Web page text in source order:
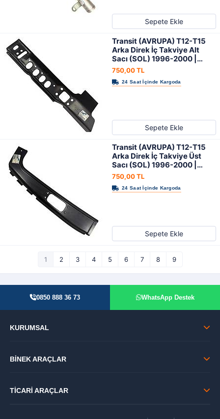
Sepete Ekle
Transit (AVRUPA) T12-T15
Arka Direk İç Takviye Alt
Sacı (SOL) 1996-2000 |
ORIJINAL
750,00 TL
Sepete Ekle
Transit (AVRUPA) T12-T15
Arka Direk İç Takviye Üst
Sacı (SOL) 1996-2000 |
ORIJINAL
750,00 TL
Sepete Ekle
1 2 3 4 5 6 7 8 9
0850 888 36 73 WhatsApp Destek
KURUMSAL
BİNEK ARAÇLAR
TİCARİ ARAÇLAR